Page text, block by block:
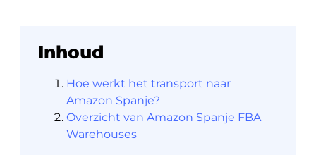
Inhoud
Hoe werkt het transport naar
Amazon Spanje?
Overzicht van Amazon Spanje FBA
Warehouses